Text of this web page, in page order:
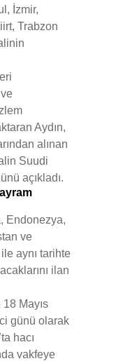
İzmir,
Trabzon
Aydın,
alınan
Suudi
açıkladı.
Endonezya,
ve
aynı tarihte
ilan
Mayıs
günü olarak
hacı
vakfeye